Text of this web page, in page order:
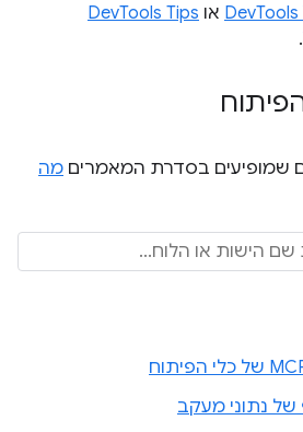
או DevTools Tips
.
שמופיעים בסדרת המאמרים מה
של נתוני מעקב